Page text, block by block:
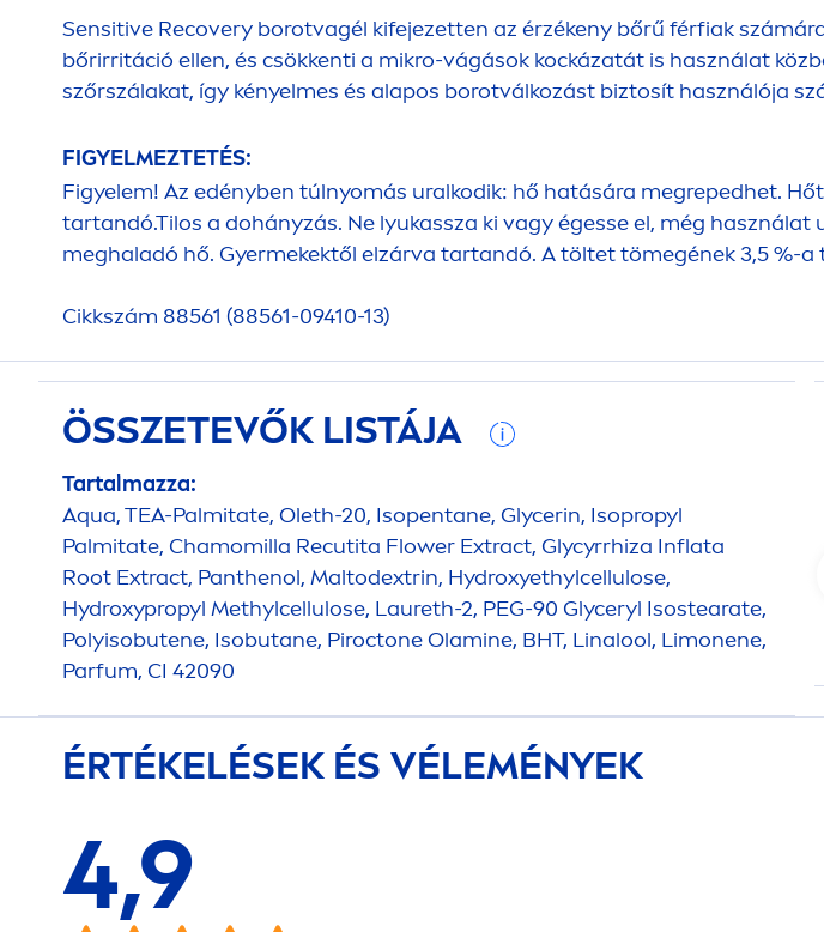
Sensitive Recovery borotvagél kifejezetten az érzékeny bőrű férfiak
bőrirritáció ellen, és csökkenti a mikro-vágások kockázatát is használat
szőrszálakat, így kényelmes és alapos borotválkozást biztosít használója
FIGYELMEZTETÉS:
Figyelem! Az edényben túlnyomás uralkodik: hő hatására megrepedhet.
tartandó.Tilos a dohányzás. Ne lyukassza ki vagy égesse el, még
meghaladó hő. Gyermekektől elzárva tartandó. A töltet tömegének 3,5 %-a
Cikkszám 88561 (88561-09410-13)
ÖSSZETEVŐK LISTÁJA
Tartalmazza:
Aqua, TEA-Palmitate, Oleth-20, Isopentane, Glycerin, Isopropyl
Palmitate, Chamomilla Recutita Flower Extract, Glycyrrhiza Inflata
Root Extract, Panthenol, Maltodextrin, Hydroxyethylcellulose,
Hydroxypropyl Methylcellulose, Laureth-2, PEG-90 Glyceryl Isostearate,
Polyisobutene, Isobutane, Piroctone Olamine, BHT, Linalool, Limonene,
Parfum, CI 42090
ÉRTÉKELÉSEK ÉS VÉLEMÉNYEK
4,9